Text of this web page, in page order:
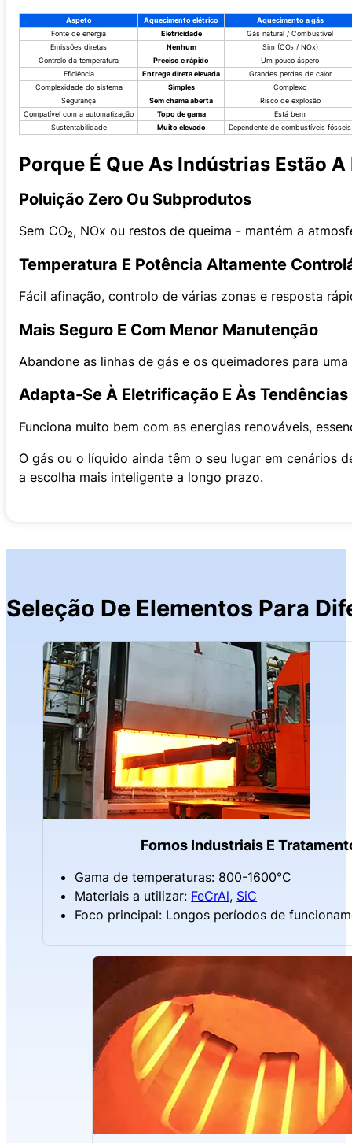
Aspeto Aquecimento elétrico
Aquecimento a gás
Fonte de energia
Eletricidade
Gás natural / Combustível
Emissões diretas
Nenhum
Sim (CO₂ / NOx)
Controlo da temperatura
Preciso e rápido
Um pouco áspero
Eficiência
Entrega direta elevada
Grandes perdas de calor
Complexidade do sistema
Simples
Complexo
Segurança
Sem chama aberta
Risco de explosão
Compatível com a automatização
Topo de gama
Está bem
Sustentabilidade
Muito elevado Dependente de combustíveis fósseis
Porque É Que As Indústrias Estão
Poluição Zero Ou Subprodutos
Sem CO₂, NOx ou restos de queima - mantém a
Temperatura E Potência Altamente
Fácil afinação, controlo de várias zonas e resposta
Mais Seguro E Com Menor Manutenção
Abandone as linhas de gás e os queimadores para
Adapta-Se À Eletrificação E Às
Funciona muito bem com as energias renováveis,
O gás ou o líquido ainda têm o seu lugar em cenários
a escolha mais inteligente a longo prazo.
Seleção De Elementos Para
Fornos Industriais E
Gama de temperaturas: 800-1600°C
Materiais a utilizar: FeCrAl, SiC
Foco principal: Longos períodos de